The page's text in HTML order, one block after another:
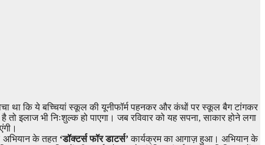
था कि ये बच्चियां स्कूल की यूनीफॉर्म पहनकर और कंधों पर स्कूल बैग टांगकर
इलाज भी निःशुल्क हो पाएगा। जब रविवार को यह सपना, साकार होने लगा
अभियान के तहत‘डॉक्टर्स फॉर डाटर्स’कार्यक्रम का आगाज़ हुआ। अभियान के